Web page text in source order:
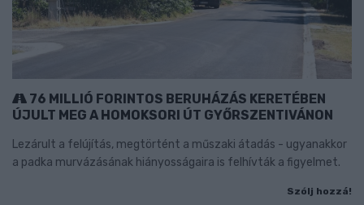
76 MILLIÓ FORINTOS BERUHÁZÁS KERETÉBEN
ÚJULT MEG A HOMOKSORI ÚT GYŐRSZENTIVÁNON
Lezárult a felújítás, megtörtént a műszaki átadás - ugyanakkor
a padka murvázásának hiányosságaira is felhívták a figyelmet.
Szólj hozzá!